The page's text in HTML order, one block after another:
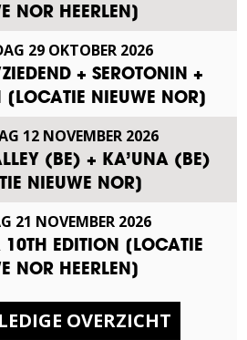
NOR HEERLEN]
29 OKTOBER 2026
+ SEROTONIN +
[LOCATIE NIEUWE NOR]
12 NOVEMBER 2026
(BE) + KA’UNA (BE)
NIEUWE NOR]
21 NOVEMBER 2026
10TH EDITION [LOCATIE
NOR HEERLEN]
OVERZICHT